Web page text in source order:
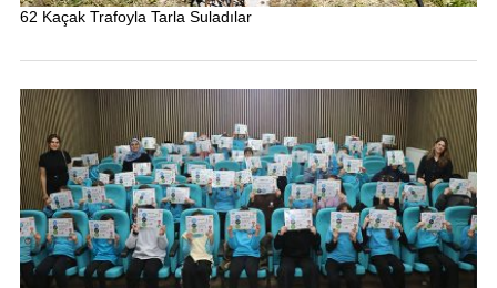
62 Kaçak Trafoyla Tarla Suladılar